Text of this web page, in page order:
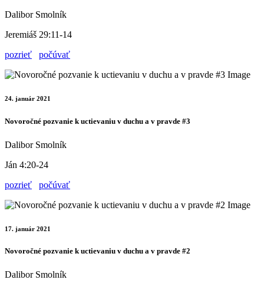
Dalibor Smolník
Jeremiáš 29:11-14
pozrieť
počúvať
24. január 2021
Novoročné pozvanie k uctievaniu v duchu a v pravde #3
Dalibor Smolník
Ján 4:20-24
pozrieť
počúvať
17. január 2021
Novoročné pozvanie k uctievaniu v duchu a v pravde #2
Dalibor Smolník